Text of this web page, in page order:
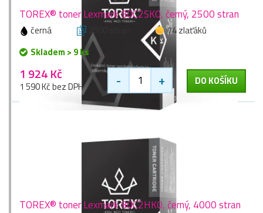
TOREX® toner Lexmark 80C2SK0, černý, 2500 stran
černá 2500 stran
74 zlaťáků
Skladem > 9 ks
1 924 Kč
1 590 Kč bez DPH - + DO KOŠÍKU
TOREX® toner Lexmark 80C2HK0, černý, 4000 stran